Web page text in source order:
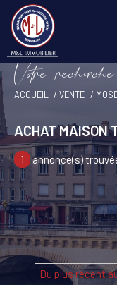
Vore recece
ACCUEIL VENTE
ACHAT MAISON
1 annonce(s)
Du plus récent
Effectuer
et trouvez le
Type d'offre
Vente
Type de bien
Sélectionner
Budget